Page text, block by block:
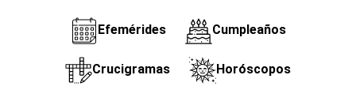
Efemérides Cumpleaños
Crucigramas Horóscopos